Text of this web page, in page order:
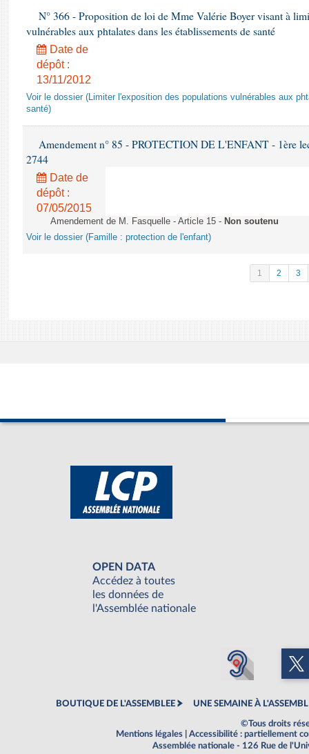
N° 366 - Proposition de loi de Mme Valérie Boyer visant à
vulnérables aux phtalates dans les établissements de santé
Date de
dépôt :
13/11/2012
Voir le dossier (Limiter l'exposition des populations vulnérables aux
santé)
Amendement n° 85 - PROTECTION DE L'ENFANT - 1ère
2744
Date de
dépôt :
07/05/2015
Amendement de M. Fasquelle - Article 15 - Non soutenu
Voir le dossier (Famille : protection de l'enfant)
1 2 3
OPEN DATA
Accédez à toutes
les données de
l'Assemblée nationale
BOUTIQUE DE L'ASSEMBLEE UNE SEMAINE À
©Tous droits
Mentions légales
Accessibilité : partiellement
Assemblée nationale - 126 Rue de